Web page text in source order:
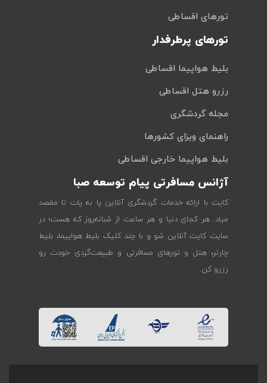
تورهای اقساطی
تورهای پرطرفدار
بلیط هواپیما اقساطی
رزرو هتل اقساطی
مجله گردشگری
راهنمای ویزای کشورها
بلیط هواپیما خارجی اقساطی
آژانس مسافرتی پیام توسعه صبا
کایت با ارائه خدمات گردشگری آنلاین پا به پات تا مقصد
میاد. هر کجای دنیا و هر ساعت از شبانه‌روز که هست؛ در
سایت کایت آنلاین شو و با چند کلیک بلیط هواپیما، بلیط
چارتر، هتل و تورهای مسافرتی و طبیعت‌گردی خودت رو
رزرو کن.